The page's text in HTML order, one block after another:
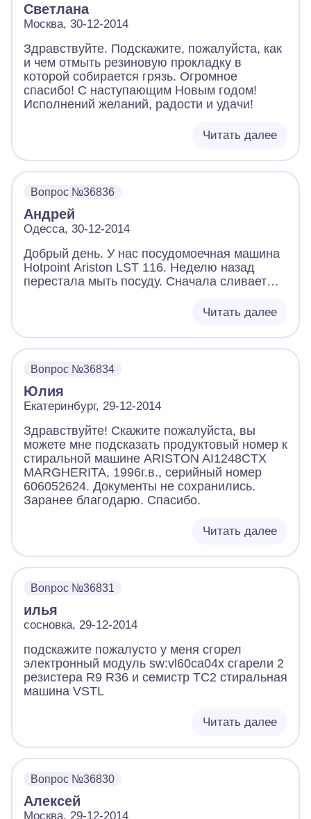
Светлана
Москва, 30-12-2014
Здравствуйте. Подскажите, пожалуйста, как
и чем отмыть резиновую прокладку в
которой собирается грязь. Огромное
спасибо! С наступающим Новым годом!
Исполнений желаний, радости и удачи!
Читать далее
Вопрос №36836
Андрей
Одесса, 30-12-2014
Добрый день. У нас посудомоечная машина
Hotpoint Ariston LST 116. Неделю назад
перестала мыть посуду. Сначала сливает
слышно периодически работает похоже
почистил и все стало нормально. Через два
дня опять стало тоже самое. А сейчас
вообще выключаешь кнопку включения
машины, она сама включается и начинает
работать вывод воды в канализацию. Не
выключается пока не вытащишь из розетки.
и что делать. Заранее Спасибо.
Читать далее
Вопрос №36834
Юлия
Екатеринбург, 29-12-2014
Здравствуйте! Скажите пожалуйста, вы
можете мне подсказать продуктовый номер к
стиральной машине ARISTON AI1248CTX
MARGHERITA, 1996г.в., серийный номер
606052624. Документы не сохранились.
Заранее благодарю. Спасибо.
Читать далее
Вопрос №36831
илья
сосновка, 29-12-2014
подскажите пожалусто у меня сгорел
электронный модуль sw:vl60ca04x сгарели 2
резистера R9 R36 и семистр TC2 стиральная
машина VSTL
Читать далее
Вопрос №36830
Алексей
Москва, 29-12-2014